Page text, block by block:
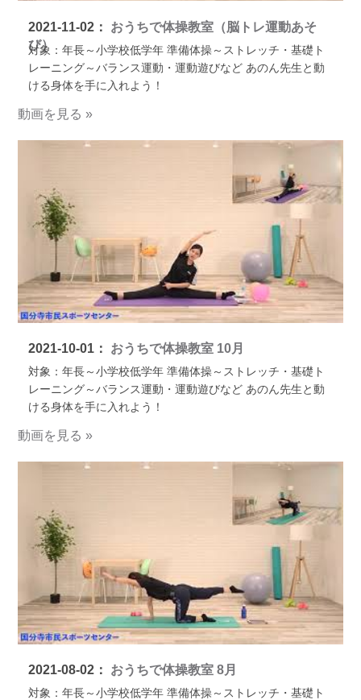
2021-11-02：
おうちで体操教室（脳トレ運動あそ
び）
対象：年長～小学校低学年 準備体操～ストレッチ・基礎ト
レーニング～バランス運動・運動遊びなど あのん先生と動
ける身体を手に入れよう！
動画を見る »
2021-10-01： おうちで体操教室 10月
対象：年長～小学校低学年 準備体操～ストレッチ・基礎ト
レーニング～バランス運動・運動遊びなど あのん先生と動
ける身体を手に入れよう！
動画を見る »
2021-08-02： おうちで体操教室 8月
対象：年長～小学校低学年 準備体操～ストレッチ・基礎ト